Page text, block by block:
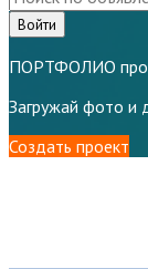
Войти
ПОРТФОЛИО
Загружай фото и
Создать проект